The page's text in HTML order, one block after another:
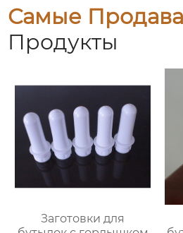
Самые
Продукты
Заготовки для